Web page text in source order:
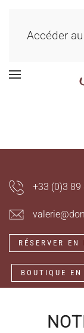
Accéder
+33 (0)3 89
RÉSERVER EN
BOUTIQUE